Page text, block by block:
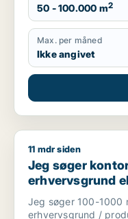
50 - 100.000 m2
Max. per måned
Ikke angivet
Jeg søger kontor,
11 mdr siden
Jeg søger
erhvervsgrund
salg i
Jeg søger 100-
erhvervsgrund /